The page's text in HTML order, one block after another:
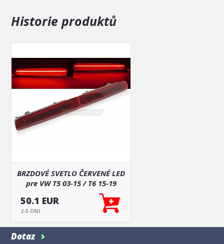
Len pre modely s dvojkrídlovými dverami.
VW T5 2003-2009
VW T6 2015-2019
Historie produktů
BRZDOVÉ SVETLO ČERVENÉ LED
pre VW T5 03-15 / T6 15-19
50.1 EUR
2-5 DNI
Dotaz